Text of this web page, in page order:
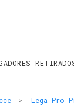
> Lega Pro